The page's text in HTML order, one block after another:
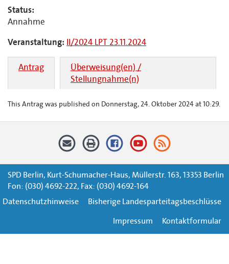
Status:
Annahme
Veranstaltung: II/2024 LPT 23.11.2024
Antrag
Überweisung(en) /
Stellungnahme(n)
This Antrag was published on Donnerstag, 24. Oktober 2024 at 10:29.
SPD Berlin, Kurt-Schumacher-Haus, Müllerstr. 163, 13353 Berlin
Fon: (030) 4692-222, Fax: (030) 4692-164
Datenschutzhinweise
Bisherige Landesparteitagsbeschlüsse
Impressum
Kontaktformular